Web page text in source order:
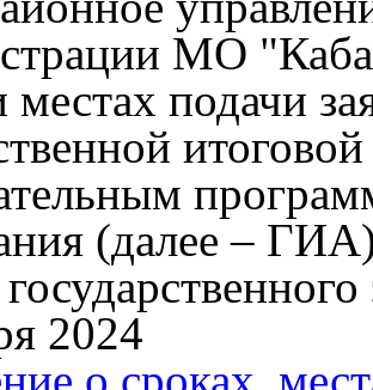
МО
местах подачи
(далее –
2024